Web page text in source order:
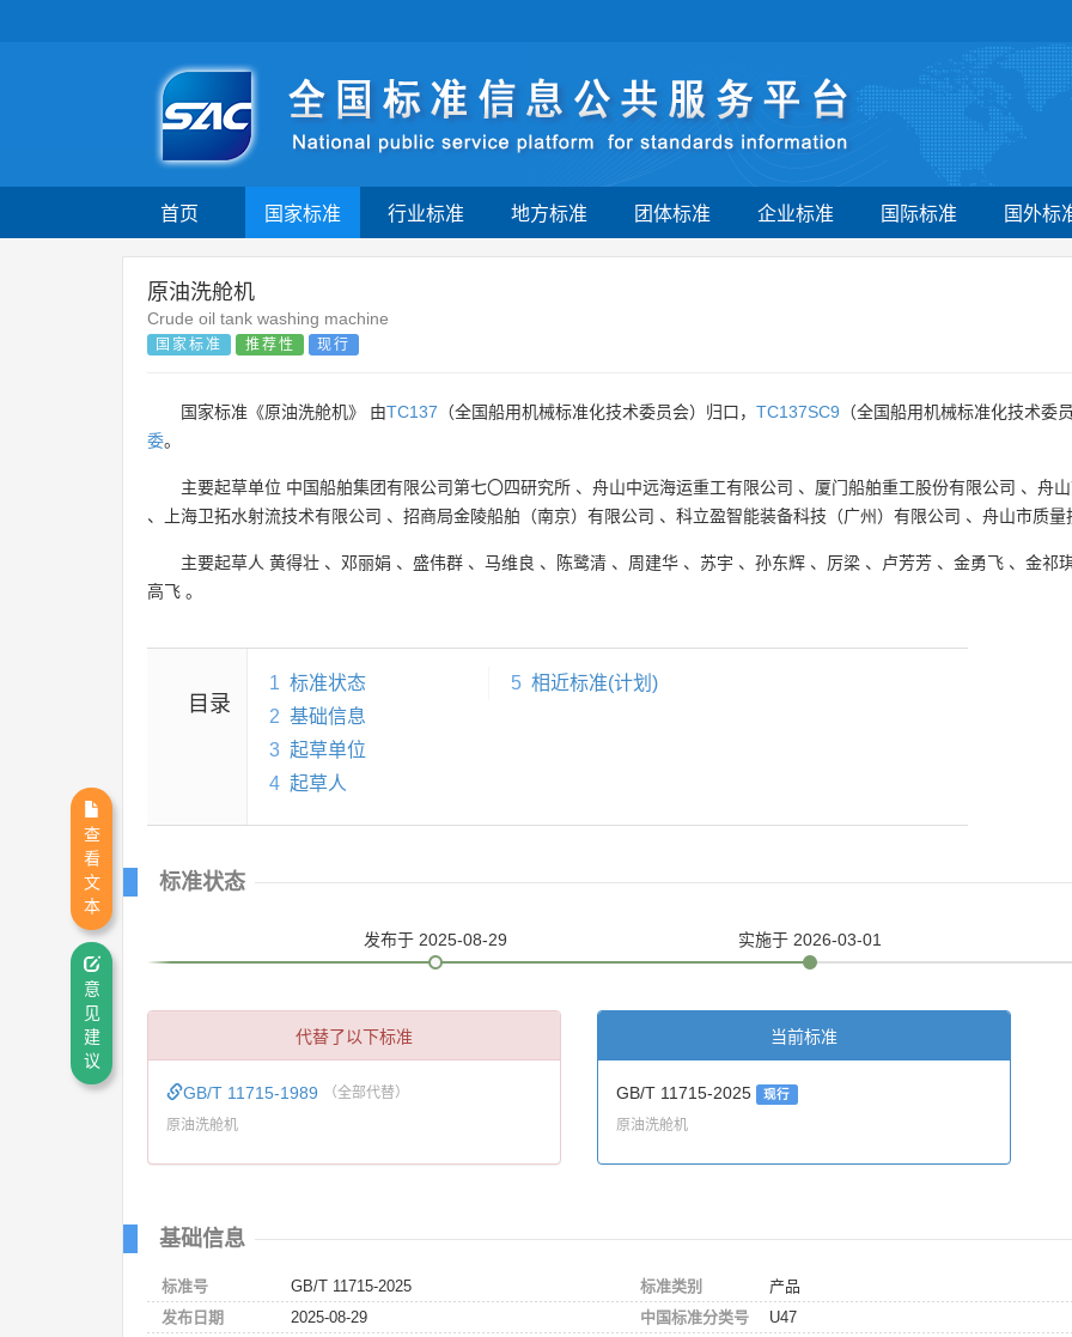
首页 国家标准 行业标准 地方标准 团体标准 企业标准 国际标准 国外标
原油洗舱机
Crude oil tank washing machine
国家标准 推荐性 现行
国家标准《原油洗舱机》 由TC137 （全国船用机械标准化技术委员会）归口， TC137SC9 （全国船用机械标准化技术委
委。
主要起草单位 中国船舶集团有限公司第七〇四研究所 、 舟山中远海运重工有限公司 、 厦门船舶重工股份有限公司 、 舟
、
上海卫拓水射流技术有限公司 、 招商局金陵船舶（南京）有限公司 、 科立盈智能装备科技（广州）有限公司 、 舟山市质量
主要起草人 黄得壮 、 邓丽娟 、 盛伟群 、 马维良 、 陈鹭清 、 周建华 、 苏宇 、 孙东辉 、 厉梁 、 卢芳芳 、 金勇飞 、 金祁
高飞 。
目录
1 标准状态
2 基础信息
3 起草单位
4 起草人
5 相近标准(计划)
标准状态
发布于 2025-08-29 实施于 2026-03-01
代替了以下标准
GB/T 11715-1989 （全部代替）
原油洗舱机
当前标准
GB/T 11715-2025 现行
原油洗舱机
基础信息
标准号
GB/T 11715-2025
发布日期
2025-08-29
标准类别
产品
中国标准分类号
U47
查
看
文
本
意
见
建
议